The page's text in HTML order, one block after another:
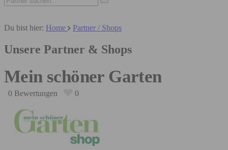
Du bist hier: Home Partner / Shops
Unsere Partner & Shops
Mein schöner Garten
0 Bewertungen 0